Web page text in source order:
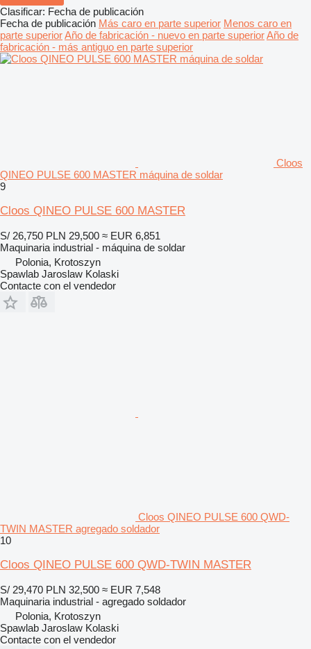
Clasificar: Fecha de publicación
Fecha de publicación Más caro en parte superior Menos caro en
parte superiorAño de fabricación - nuevo en parte superiorAño de
fabricación - más antiguo en parte superior
Cloos
QINEO PULSE 600 MASTER máquina de soldar
9
Cloos QINEO PULSE 600 MASTER
S/ 26,750 PLN 29,500 ≈ EUR 6,851
Maquinaria industrial - máquina de soldar
Polonia, Krotoszyn
Spawlab Jaroslaw Kolaski
Contacte con el vendedor
Cloos QINEO PULSE 600 QWD-
TWIN MASTER agregado soldador
10
Cloos QINEO PULSE 600 QWD-TWIN MASTER
S/ 29,470 PLN 32,500 ≈ EUR 7,548
Maquinaria industrial - agregado soldador
Polonia, Krotoszyn
Spawlab Jaroslaw Kolaski
Contacte con el vendedor